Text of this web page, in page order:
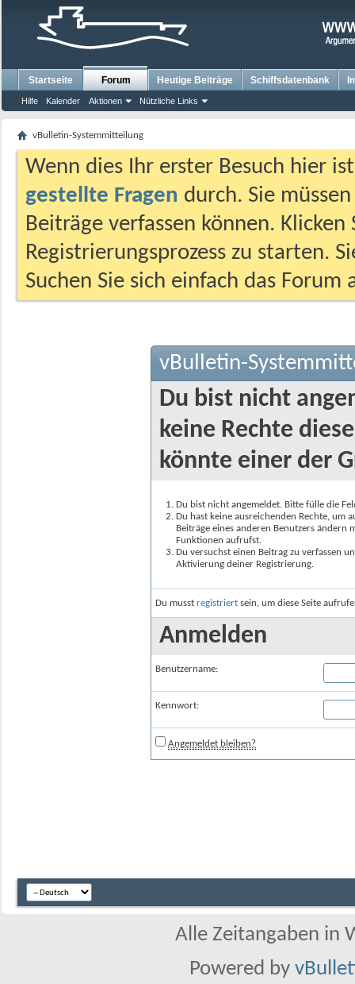
Startseite Forum
Hilfe Kalender Aktionen Nützliche Links
Heutige Beiträge Schiffsdatenbank
vBulletin-Systemmitteilung
Wenn dies Ihr erster Besuch hier
gestellte Fragen durch. Sie
Beiträge verfassen können.
Registrierungsprozess zu starten.
Suchen Sie sich einfach das
vBulletin-
Du bist nicht
keine Rechte
könnte einer der
Du bist nicht angemeldet. Bitte fülle die
Du hast keine ausreichenden Rechte, um
Beiträge eines anderen Benutzers
Funktionen aufrufst.
Du versuchst einen Beitrag zu verfassen
Aktivierung deiner Registrierung.
Du musst registriert sein, um diese Seite
Anmelden
Benutzername:
Kennwort:
Angemeldet bleiben?
Alle Zeitangaben in
Powered by